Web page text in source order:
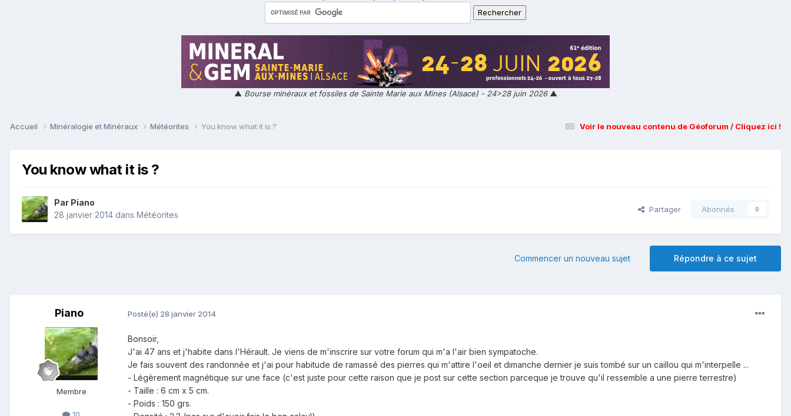
▲ Bourse minéraux et fossiles de Sainte Marie aux Mines (Alsace) - 24>28 juin 2026▲
Voir le nouveau contenu de Géoforum / Cliquez ici !
Accueil Minéralogie et Minéraux Météorites You know what it is ?
You know what it is ?
Par Piano
28 janvier 2014 dans Météorites
Partager Abonnés 0
Répondre à ce sujet
Commencer un nouveau sujet
Piano
Membre
Posté(e) 28 janvier 2014
Bonsoir,
J'ai 47 ans et j'habite dans l'Hérault. Je viens de m'inscrire sur votre forum qui m'a l'air bien sympatoche.
Je fais souvent des randonnée et j'ai pour habitude de ramassé des pierres qui m'attire l'oeil et dimanche dernier je suis tombé sur un caillou qui m'interpelle ...
- Légèrement magnétique sur une face (c'est juste pour cette raison que je post sur cette section parceque je trouve qu'il ressemble a une pierre terrestre)
- Taille : 6 cm x 5 cm.
- Poids : 150 grs.